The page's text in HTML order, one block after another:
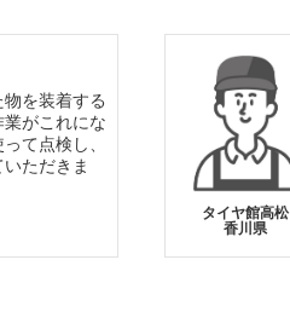
を装着する
がこれにな
て点検し、
ただきま
タイヤ館高松
香川県